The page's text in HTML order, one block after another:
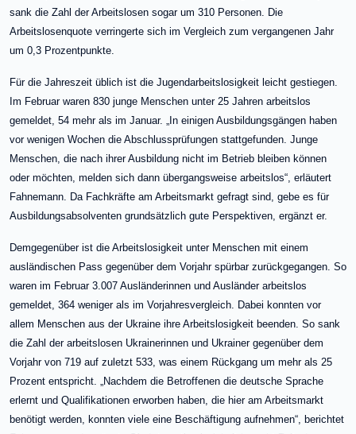
sank die Zahl der Arbeitslosen sogar um 310 Personen. Die
Arbeitslosenquote verringerte sich im Vergleich zum vergangenen Jahr
um 0,3 Prozentpunkte.
Für die Jahreszeit üblich ist die Jugendarbeitslosigkeit leicht gestiegen.
Im Februar waren 830 junge Menschen unter 25 Jahren arbeitslos
gemeldet, 54 mehr als im Januar. „In einigen Ausbildungsgängen haben
vor wenigen Wochen die Abschlussprüfungen stattgefunden. Junge
Menschen, die nach ihrer Ausbildung nicht im Betrieb bleiben können
oder möchten, melden sich dann übergangsweise arbeitslos“, erläutert
Fahnemann. Da Fachkräfte am Arbeitsmarkt gefragt sind, gebe es für
Ausbildungsabsolventen grundsätzlich gute Perspektiven, ergänzt er.
Demgegenüber ist die Arbeitslosigkeit unter Menschen mit einem
ausländischen Pass gegenüber dem Vorjahr spürbar zurückgegangen. So
waren im Februar 3.007 Ausländerinnen und Ausländer arbeitslos
gemeldet, 364 weniger als im Vorjahresvergleich. Dabei konnten vor
allem Menschen aus der Ukraine ihre Arbeitslosigkeit beenden. So sank
die Zahl der arbeitslosen Ukrainerinnen und Ukrainer gegenüber dem
Vorjahr von 719 auf zuletzt 533, was einem Rückgang um mehr als 25
Prozent entspricht. „Nachdem die Betroffenen die deutsche Sprache
erlernt und Qualifikationen erworben haben, die hier am Arbeitsmarkt
benötigt werden, konnten viele eine Beschäftigung aufnehmen“, berichtet